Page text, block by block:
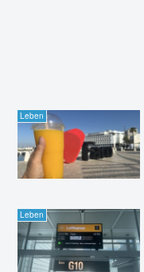
Leben
Leben